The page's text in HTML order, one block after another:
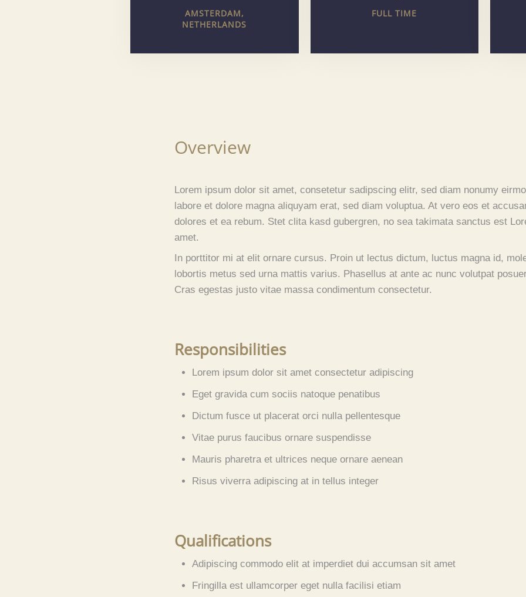
AMSTERDAM,
NETHERLANDS
FULL TIME
Overview
Lorem ipsum dolor sit amet, consetetur sadipscing elitr, sed diam nonumy
labore et dolore magna aliquyam erat, sed diam voluptua. At vero eos et
dolores et ea rebum. Stet clita kasd gubergren, no sea takimata sanctus est
amet.
In porttitor mi at elit ornare cursus. Proin ut lectus dictum, luctus magna id,
lobortis metus sed urna mattis varius. Phasellus at ante ac nunc volutpat
Cras egestas justo vitae massa condimentum consectetur.
Responsibilities
Lorem ipsum dolor sit amet consectetur adipiscing
Eget gravida cum sociis natoque penatibus
Dictum fusce ut placerat orci nulla pellentesque
Vitae purus faucibus ornare suspendisse
Mauris pharetra et ultrices neque ornare aenean
Risus viverra adipiscing at in tellus integer
Qualifications
Adipiscing commodo elit at imperdiet dui accumsan sit amet
Fringilla est ullamcorper eget nulla facilisi etiam